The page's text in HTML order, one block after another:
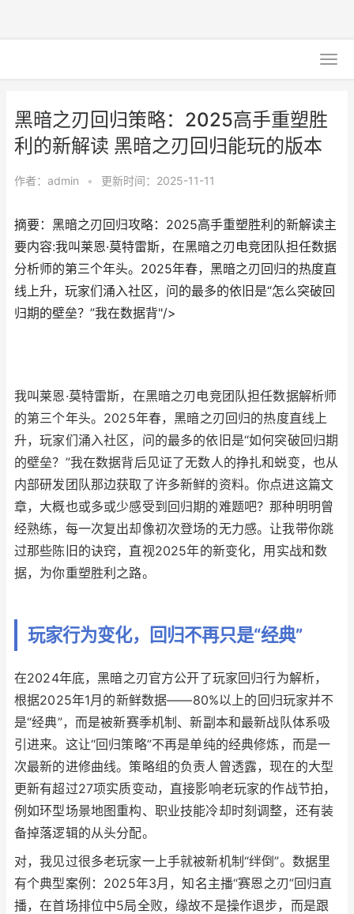
黑暗之刃回归策略：2025高手重塑胜
利的新解读 黑暗之刃回归能玩的版本
作者： admin • 更新时间：2025-11-11
摘要：黑暗之刃回归攻略：2025高手重塑胜利的新解读主
要内容:我叫莱恩·莫特雷斯，在黑暗之刃电竞团队担任数据
分析师的第三个年头。2025年春，黑暗之刃回归的热度直
线上升，玩家们涌入社区，问的最多的依旧是“怎么突破回
归期的壁垒？”我在数据背"/>
我叫莱恩·莫特雷斯，在黑暗之刃电竞团队担任数据解析师
的第三个年头。2025年春，黑暗之刃回归的热度直线上
升，玩家们涌入社区，问的最多的依旧是“如何突破回归期
的壁垒？”我在数据背后见证了无数人的挣扎和蜕变，也从
内部研发团队那边获取了许多新鲜的资料。你点进这篇文
章，大概也或多或少感受到回归期的难题吧？那种明明曾
经熟练，每一次复出却像初次登场的无力感。让我带你跳
过那些陈旧的诀窍，直视2025年的新变化，用实战和数
据，为你重塑胜利之路。
玩家行为变化，回归不再只是“经典”
在2024年底，黑暗之刃官方公开了玩家回归行为解析，
根据2025年1月的新鲜数据——80%以上的回归玩家并不
是“经典”，而是被新赛季机制、新副本和最新战队体系吸
引进来。这让“回归策略”不再是单纯的经典修炼，而是一
次最新的进修曲线。策略组的负责人曾透露，现在的大型
更新有超过27项实质变动，直接影响老玩家的作战节拍，
例如环型场景地图重构、职业技能冷却时刻调整，还有装
备掉落逻辑的从头分配。
对，我见过很多老玩家一上手就被新机制“绊倒”。数据里
有个典型案例：2025年3月，知名主播“赛恩之刃”回归直
播，在首场排位中5局全败，缘故不是操作退步，而是跟